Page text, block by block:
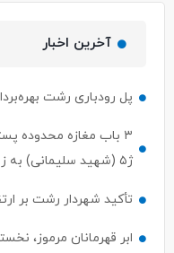
آخرین اخبار
پل رودباری رشت
۳ باب مغازه محدوده
ژ۵ (شهید سلیمانی) به زودی افتتاح می‌شود
تأکید شهردار رشت بر
ابر قهرمانان مرموز،